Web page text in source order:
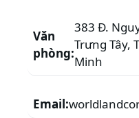
Văn
phòng:
383 Đ.
Trưng Tây,
Minh
Email: